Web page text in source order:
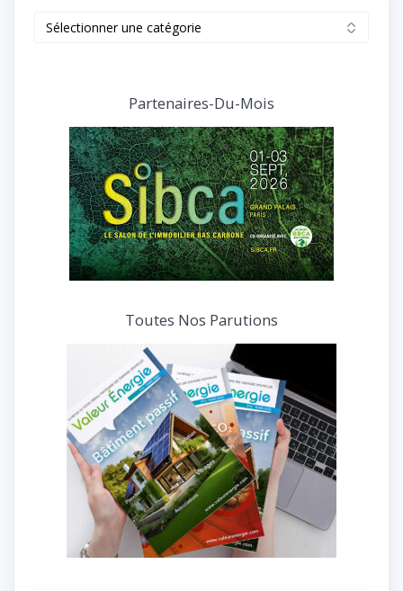
interviews
Partenaires-Du-Mois
Toutes Nos Parutions